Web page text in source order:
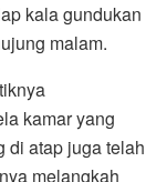
kala gundukan
malam.
kamar yang
di atap juga telah
melangkah